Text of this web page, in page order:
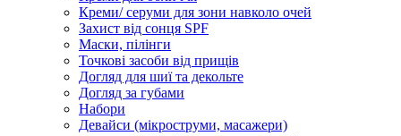
Креми/ серуми для зони навколо очей
Захист від сонця SPF
Маски, пілінги
Точкові засоби від прищів
Догляд для шиї та декольте
Догляд за губами
Набори
Девайси (мікроструми, масажери)